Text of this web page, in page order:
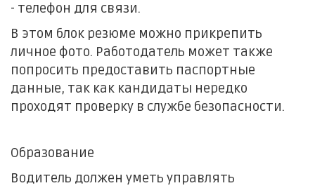
- телефон для связи.
В этом блок резюме можно прикрепить
личное фото. Работодатель может также
попросить предоставить паспортные
данные, так как кандидаты нередко
проходят проверку в службе безопасности.
Образование
Водитель должен уметь управлять